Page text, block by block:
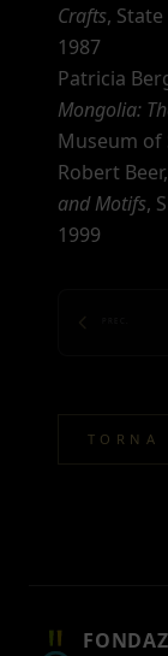
Crafts,
1987
Patricia
Mongolia:
Museum of
Robert Beer,
and Motifs,
1999
TORNA